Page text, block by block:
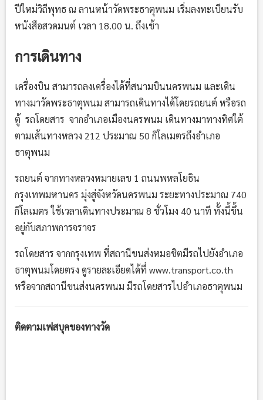
ปีใหม่วิถีพุทธ ณ ลานหน้าวัดพระธาตุพนม เริ่มลงทะเบียนรับ
หนังสือสวดมนต์ เวลา 18.00 น. ถึงเช้า
การเดินทาง
เครื่องบิน สามารถลงเครื่องได้ที่สนามบินนครพนม และเดิน
ทางมาวัดพระธาตุพนม สามารถเดินทางได้โดยรถยนต์ หรือรถ
ตู้ รถโดยสาร จากอำเภอเมืองนครพนม เดินทางมาทางทิศใต้
ตามเส้นทางหลวง 212 ประมาณ 50 กิโลเมตรถึงอำเภอ
ธาตุพนม
รถยนต์ จากทางหลวงหมายเลข 1 ถนนพหลโยธิน
กรุงเทพมหานคร มุ่งสู่จังหวัดนครพนม ระยะทางประมาณ 740
กิโลเมตร ใช้เวลาเดินทางประมาณ 8 ชั่วโมง 40 นาที ทั้งนี้ขึ้น
อยู่กับสภาพการจราจร
รถโดยสาร จากกรุงเทพ ที่สถานีขนส่งหมอชิตมีรถไปยังอำเภอ
ธาตุพนมโดยตรง ดูรายละเอียดได้ที่ www.transport.co.th
หรือจากสถานีขนส่งนครพนม มีรถโดยสารไปอำเภอธาตุพนม
ติดตามเฟสบุคของทางวัด